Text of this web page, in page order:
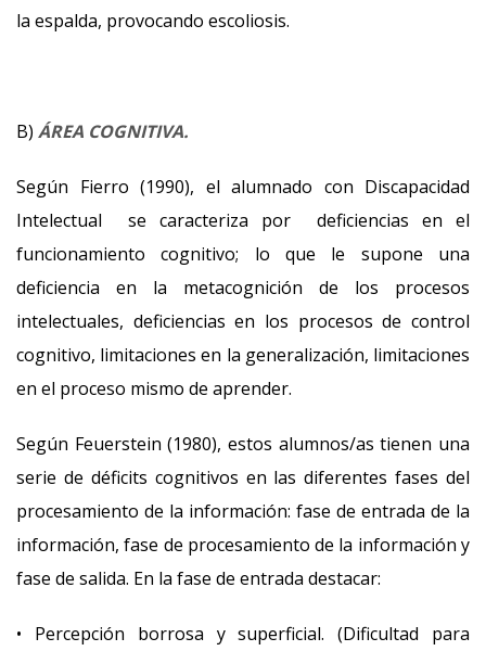
la espalda, provocando escoliosis.
B) ÁREA COGNITIVA.
Según Fierro (1990), el alumnado con Discapacidad
Intelectual se caracteriza por deficiencias en el
funcionamiento cognitivo; lo que le supone una
deficiencia en la metacognición de los procesos
intelectuales, deficiencias en los procesos de control
cognitivo, limitaciones en la generalización, limitaciones
en el proceso mismo de aprender.
Según Feuerstein (1980), estos alumnos/as tienen una
serie de déficits cognitivos en las diferentes fases del
procesamiento de la información: fase de entrada de la
información, fase de procesamiento de la información y
fase de salida. En la fase de entrada destacar:
• Percepción borrosa y superficial. (Dificultad para